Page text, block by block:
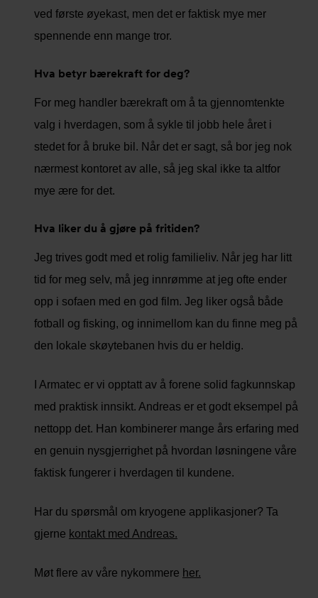
ved første øyekast, men det er faktisk mye mer
spennende enn mange tror.
Hva betyr bærekraft for deg?
For meg handler bærekraft om å ta gjennomtenkte
valg i hverdagen, som å sykle til jobb hele året i
stedet for å bruke bil. Når det er sagt, så bor jeg nok
nærmest kontoret av alle, så jeg skal ikke ta altfor
mye ære for det.
Hva liker du å gjøre på fritiden?
Jeg trives godt med et rolig familieliv. Når jeg har litt
tid for meg selv, må jeg innrømme at jeg ofte ender
opp i sofaen med en god film. Jeg liker også både
fotball og fisking, og innimellom kan du finne meg på
den lokale skøytebanen hvis du er heldig.
I Armatec er vi opptatt av å forene solid fagkunnskap
med praktisk innsikt. Andreas er et godt eksempel på
nettopp det. Han kombinerer mange års erfaring med
en genuin nysgjerrighet på hvordan løsningene våre
faktisk fungerer i hverdagen til kundene.
Har du spørsmål om kryogene applikasjoner? Ta
gjerne kontakt med Andreas.
Møt flere av våre nykommere her.